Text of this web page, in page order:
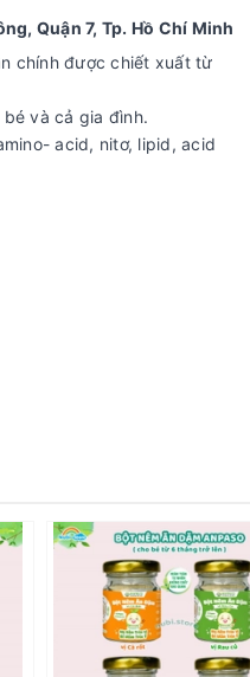
Quận 7, Tp. Hồ Chí Minh
chính được chiết xuất từ
và cả gia đình.
acid, nitơ, lipid, acid